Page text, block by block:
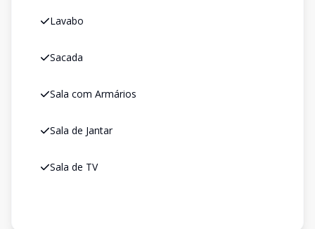
Lavabo
Sacada
Sala com Armários
Sala de Jantar
Sala de TV